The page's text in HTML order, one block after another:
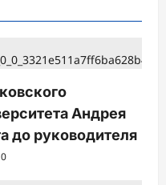
Андрея
до руководителя
0